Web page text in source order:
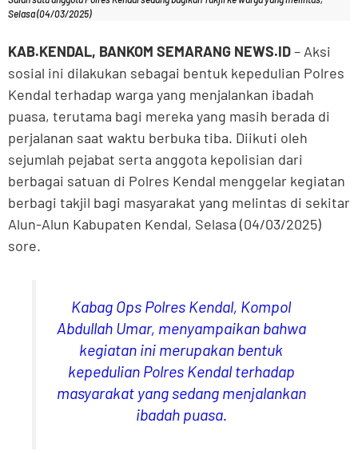
Selasa (04/03/2025)
KAB.KENDAL, BANKOM SEMARANG NEWS.ID– Aksi
sosial ini dilakukan sebagai bentuk kepedulian Polres
Kendal terhadap warga yang menjalankan ibadah
puasa, terutama bagi mereka yang masih berada di
perjalanan saat waktu berbuka tiba. Diikuti oleh
sejumlah pejabat serta anggota kepolisian dari
berbagai satuan di Polres Kendal menggelar kegiatan
berbagi takjil bagi masyarakat yang melintas di sekitar
Alun-Alun Kabupaten Kendal, Selasa (04/03/2025)
sore.
Kabag Ops Polres Kendal, Kompol
Abdullah Umar, menyampaikan bahwa
kegiatan ini merupakan bentuk
kepedulian Polres Kendal terhadap
masyarakat yang sedang menjalankan
ibadah puasa.